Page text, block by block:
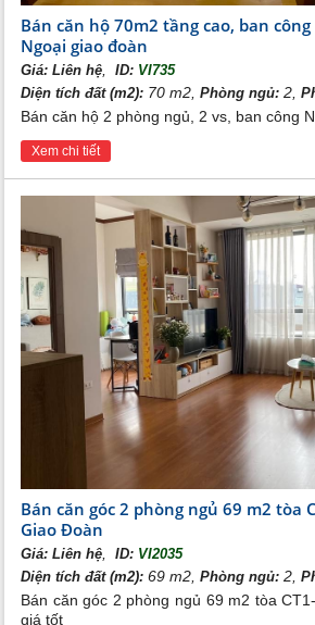
Bán căn hộ 70m2 tầng cao, ban
Ngoại giao đoàn
Giá:Liên hệ ID: VI735
Diện tích đất (m2): 70 m2,Phòng ngủ: 2,
Bán căn hộ 2 phòng ngủ, 2 vs, ban công
Xem chi tiết
Bán căn góc 2 phòng ngủ 69 m2 tòa
Giao Đoàn
Giá:Liên hệ ID: VI2035
Diện tích đất (m2): 69 m2,Phòng ngủ: 2,
Bán căn góc 2 phòng ngủ 69 m2 tòa
giá tốt